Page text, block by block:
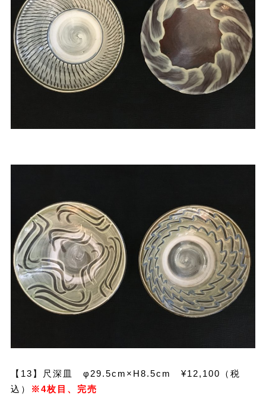
【13】尺深皿 φ29.5cm×H8.5cm ¥12,100（税
込）
※4枚目、完売